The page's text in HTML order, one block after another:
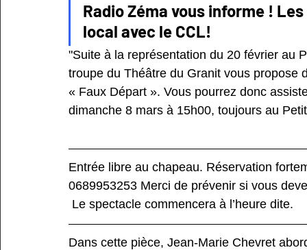
Radio Zéma vous informe !
local avec le CCL!
"Suite à la représentation du 20 février au
troupe du Théâtre du Granit vous propose
« Faux Départ ». Vous pourrez donc
dimanche 8 mars à 15h00,
Entrée libre au chapeau. Réservation
0689953253 Merci de prévenir si vous
Le spectacle commencera à l’heure dite.
Dans cette pièce, Jean-Marie Chevret